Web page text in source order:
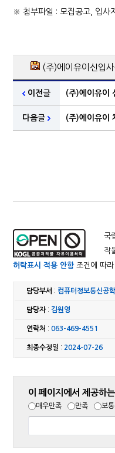
※ 첨부파일 : 모집공고, 입사
(주)에이유이신입
이전글 (주)에이유이
다음글 (주)에이유이
국
작
허락표시 적용 안함조건에 따라
담당부서 : 컴퓨터정보통신공
담당자: 김원영
연락처 :063-469-4551
최종수정일 : 2024-07-26
이 페이지에서 제공하
매우만족 만족 보통